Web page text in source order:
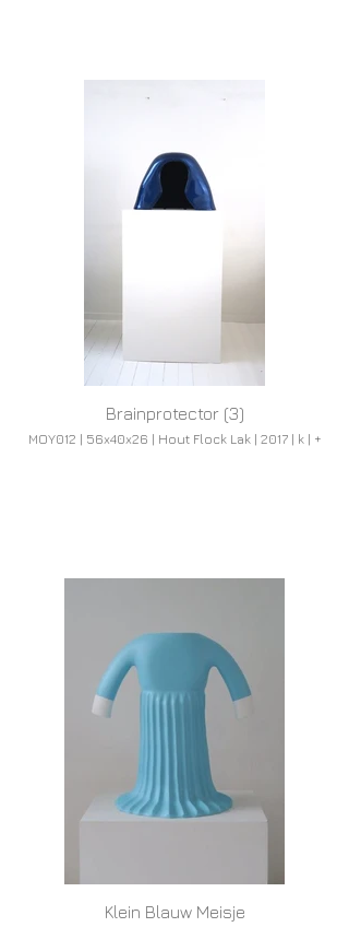
Brainprotector (3)
MOY012 | 56x40x26 | Hout Flock Lak | 2017 | k | +
Klein Blauw Meisje